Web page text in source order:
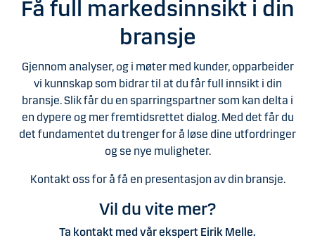
Få full markedsinnsikt i din
bransje
Gjennom analyser, og i møter med kunder, opparbeider
vi kunnskap som bidrar til at du får full innsikt i din
bransje. Slik får du en sparringspartner som kan delta i
en dypere og mer fremtidsrettet dialog. Med det får du
det fundamentet du trenger for å løse dine utfordringer
og se nye muligheter.
Kontakt oss for å få en presentasjon av din bransje.
Vil du vite mer?
Ta kontakt med vår ekspert Eirik Melle.